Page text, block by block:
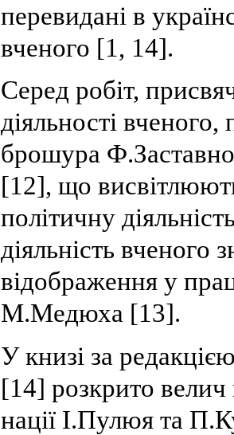
перевидані в
вченого [1, 14].
Серед робіт,
діяльності
брошура
[12], що
політичну
діяльність вченого
відображення у
М.Медюха [13].
У книзі за
[14] розкрито велич
нації І.Пулюя та